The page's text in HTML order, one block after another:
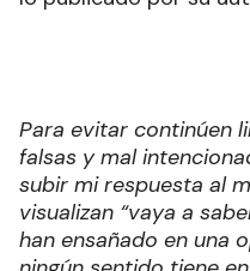
Para evitar continúen
falsas y mal
subir mi respuesta al
visualizan “vaya a
han ensañado en una